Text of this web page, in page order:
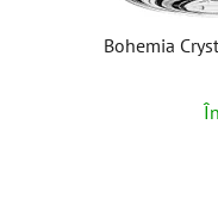
Bohemia